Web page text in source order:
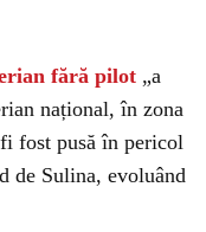
fără pilot „a
național, în zona
fost pusă în pericol
de Sulina, evoluând